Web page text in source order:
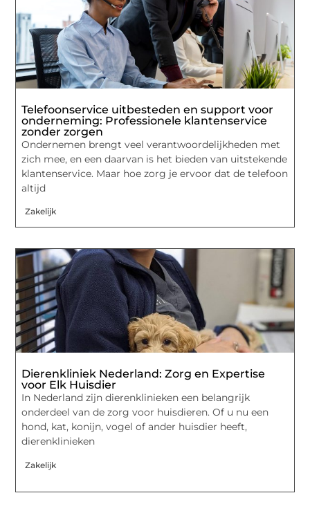
Telefoonservice uitbesteden en support voor
onderneming: Professionele klantenservice
zonder zorgen
Ondernemen brengt veel verantwoordelijkheden met
zich mee, en een daarvan is het bieden van uitstekende
klantenservice. Maar hoe zorg je ervoor dat de telefoon
altijd
Zakelijk
Dierenkliniek Nederland: Zorg en Expertise
voor Elk Huisdier
In Nederland zijn dierenklinieken een belangrijk
onderdeel van de zorg voor huisdieren. Of u nu een
hond, kat, konijn, vogel of ander huisdier heeft,
dierenklinieken
Zakelijk